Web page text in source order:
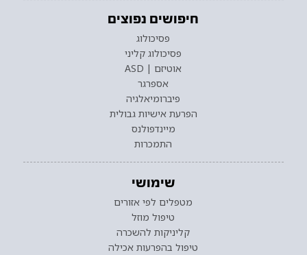
חיפושים נפוצים
פסיכולוג
פסיכולוג קליני
אוטיזם | ASD
אספרגר
פיברומיאלגיה
הפרעת אישיות גבולית
מיינדפולנס
התמכרות
שימושי
מטפלים לפי אזורים
טיפול מוזל
קליניקות להשכרה
טיפול בהפרעות אכילה